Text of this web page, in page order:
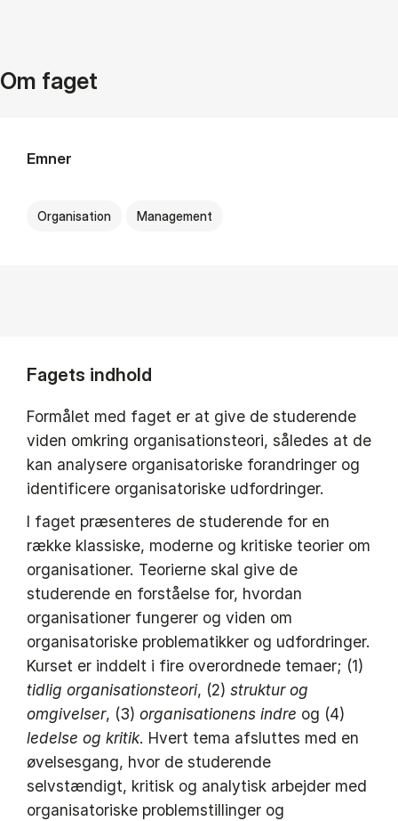
Om faget
Emner
Organisation Management
Fagets indhold
Formålet med faget er at give de studerende
viden omkring organisationsteori, således at de
kan analysere organisatoriske forandringer og
identificere organisatoriske udfordringer.
I faget præsenteres de studerende for en
række klassiske, moderne og kritiske teorier om
organisationer. Teorierne skal give de
studerende en forståelse for, hvordan
organisationer fungerer og viden om
organisatoriske problematikker og udfordringer.
Kurset er inddelt i fire overordnede temaer; (1)
tidlig organisationsteori, (2) struktur og
omgivelser, (3) organisationens indre og (4)
ledelse og kritik. Hvert tema afsluttes med en
øvelsesgang, hvor de studerende
selvstændigt, kritisk og analytisk arbejder med
organisatoriske problemstillinger og